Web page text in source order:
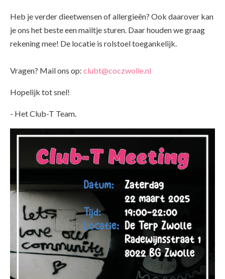
Heb je verder dieetwensen of allergieën? Ook daarover kan
je ons het beste een mailtje sturen. Daar houden we graag
rekening mee! De locatie is rolstoel toegankelijk.
Vragen? Mail ons op: clubt@coczwolle.nl
Hopelijk tot snel!
- Het Club-T Team.